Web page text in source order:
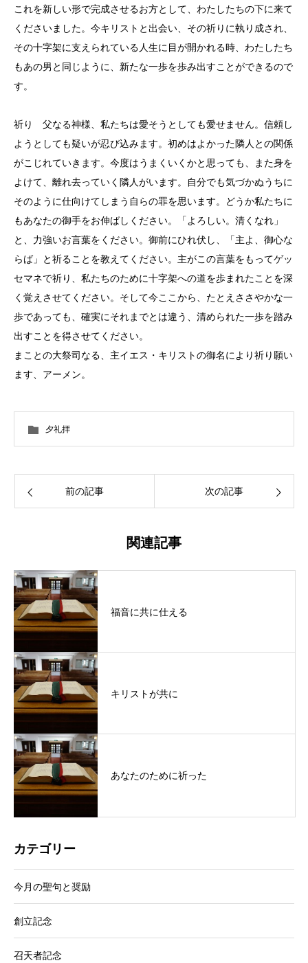
これを新しい形で完成させるお方として、わたしたちの下に来て
くださいました。今キリストと出会い、その祈りに執り成され、
その十字架に支えられている人生に目が開かれる時、わたしたち
もあの男と同じように、新たな一歩を歩み出すことができるので
す。
祈り 父なる神様、私たちは愛そうとしても愛せません。信頼し
ようとしても疑いが忍び込みます。初めはよかった隣人との関係
がこじれていきます。今度はうまくいくかと思っても、また身を
よけて、離れ去っていく隣人がいます。自分でも気づかぬうちに
そのように仕向けてしまう自らの罪を思います。どうか私たちに
もあなたの御手をお伸ばしください。「よろしい。清くなれ」
と、力強いお言葉をください。御前にひれ伏し、「主よ、御心な
らば」と祈ることを教えてください。主がこの言葉をもってゲッ
セマネで祈り、私たちのために十字架への道を歩まれたことを深
く覚えさせてください。そして今ここから、たとえささやかな一
歩であっても、確実にそれまでとは違う、清められた一歩を踏み
出すことを得させてください。
まことの大祭司なる、主イエス・キリストの御名により祈り願い
ます、アーメン。
夕礼拝
前の記事 次の記事
関連記事
福音に共に仕える
キリストが共に
あなたのために祈った
カテゴリー
今月の聖句と奨励
創立記念
召天者記念